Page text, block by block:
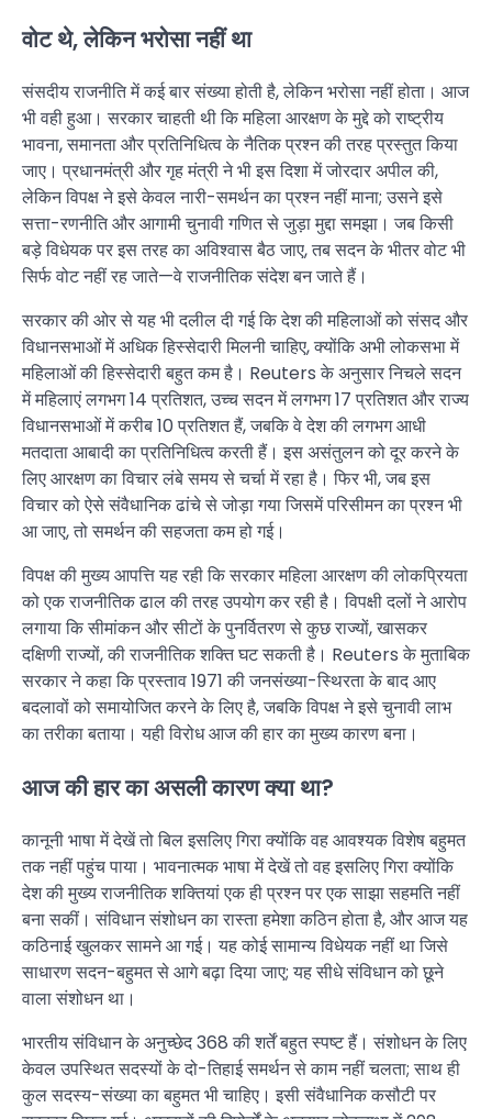
वोट थे, लेकिन भरोसा नहीं था
संसदीय राजनीति में कई बार संख्या होती है, लेकिन भरोसा नहीं होता। आज
भी वही हुआ। सरकार चाहती थी कि महिला आरक्षण के मुद्दे को राष्ट्रीय
भावना, समानता और प्रतिनिधित्व के नैतिक प्रश्न की तरह प्रस्तुत किया
जाए। प्रधानमंत्री और गृह मंत्री ने भी इस दिशा में जोरदार अपील की,
लेकिन विपक्ष ने इसे केवल नारी-समर्थन का प्रश्न नहीं माना; उसने इसे
सत्ता-रणनीति और आगामी चुनावी गणित से जुड़ा मुद्दा समझा। जब किसी
बड़े विधेयक पर इस तरह का अविश्वास बैठ जाए, तब सदन के भीतर वोट भी
सिर्फ वोट नहीं रह जाते—वे राजनीतिक संदेश बन जाते हैं।
सरकार की ओर से यह भी दलील दी गई कि देश की महिलाओं को संसद और
विधानसभाओं में अधिक हिस्सेदारी मिलनी चाहिए, क्योंकि अभी लोकसभा में
महिलाओं की हिस्सेदारी बहुत कम है। Reuters के अनुसार निचले सदन
में महिलाएं लगभग 14 प्रतिशत, उच्च सदन में लगभग 17 प्रतिशत और राज्य
विधानसभाओं में करीब 10 प्रतिशत हैं, जबकि वे देश की लगभग आधी
मतदाता आबादी का प्रतिनिधित्व करती हैं। इस असंतुलन को दूर करने के
लिए आरक्षण का विचार लंबे समय से चर्चा में रहा है। फिर भी, जब इस
विचार को ऐसे संवैधानिक ढांचे से जोड़ा गया जिसमें परिसीमन का प्रश्न भी
आ जाए, तो समर्थन की सहजता कम हो गई।
विपक्ष की मुख्य आपत्ति यह रही कि सरकार महिला आरक्षण की लोकप्रियता
को एक राजनीतिक ढाल की तरह उपयोग कर रही है। विपक्षी दलों ने आरोप
लगाया कि सीमांकन और सीटों के पुनर्वितरण से कुछ राज्यों, खासकर
दक्षिणी राज्यों, की राजनीतिक शक्ति घट सकती है। Reuters के मुताबिक
सरकार ने कहा कि प्रस्ताव 1971 की जनसंख्या-स्थिरता के बाद आए
बदलावों को समायोजित करने के लिए है, जबकि विपक्ष ने इसे चुनावी लाभ
का तरीका बताया। यही विरोध आज की हार का मुख्य कारण बना।
आज की हार का असली कारण क्या था?
कानूनी भाषा में देखें तो बिल इसलिए गिरा क्योंकि वह आवश्यक विशेष बहुमत
तक नहीं पहुंच पाया। भावनात्मक भाषा में देखें तो वह इसलिए गिरा क्योंकि
देश की मुख्य राजनीतिक शक्तियां एक ही प्रश्न पर एक साझा सहमति नहीं
बना सकीं। संविधान संशोधन का रास्ता हमेशा कठिन होता है, और आज यह
कठिनाई खुलकर सामने आ गई। यह कोई सामान्य विधेयक नहीं था जिसे
साधारण सदन-बहुमत से आगे बढ़ा दिया जाए; यह सीधे संविधान को छूने
वाला संशोधन था।
भारतीय संविधान के अनुच्छेद 368 की शर्तें बहुत स्पष्ट हैं। संशोधन के लिए
केवल उपस्थित सदस्यों के दो-तिहाई समर्थन से काम नहीं चलता; साथ ही
कुल सदस्य-संख्या का बहुमत भी चाहिए। इसी संवैधानिक कसौटी पर